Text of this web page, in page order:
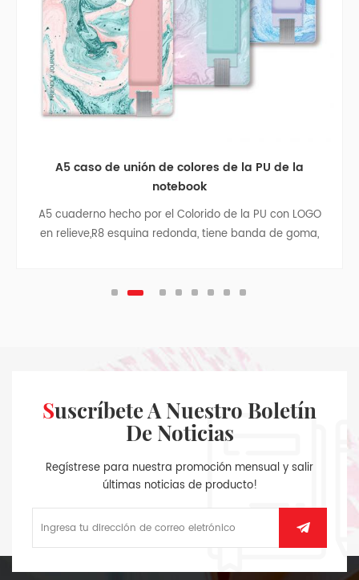
A5 caso de unión de colores de la PU de la
notebook
A5 cuaderno hecho por el Colorido de la PU con LOGO
en relieve,R8 esquina redonda, tiene banda de goma,
posterior, la astilla colgante.
Suscríbete A Nuestro Boletín
De Noticias
Regístrese para nuestra promoción mensual y salir
últimas noticias de producto!